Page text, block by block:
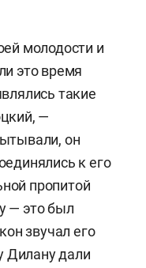
молодости и
это время
такие
—
он
к его
пропитой
— это был
звучал его
Дилану дали